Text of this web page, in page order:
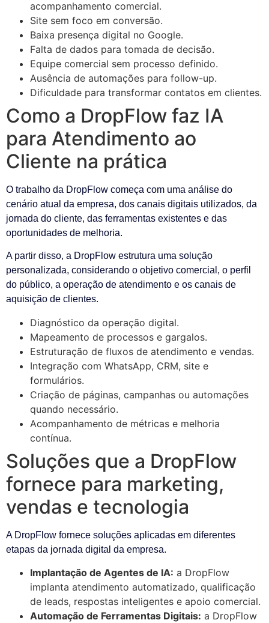
acompanhamento comercial.
Site sem foco em conversão.
Baixa presença digital no Google.
Falta de dados para tomada de decisão.
Equipe comercial sem processo definido.
Ausência de automações para follow-up.
Dificuldade para transformar contatos em clientes.
Como a DropFlow faz IA
para Atendimento ao
Cliente na prática
O trabalho da DropFlow começa com uma análise do
cenário atual da empresa, dos canais digitais utilizados, da
jornada do cliente, das ferramentas existentes e das
oportunidades de melhoria.
A partir disso, a DropFlow estrutura uma solução
personalizada, considerando o objetivo comercial, o perfil
do público, a operação de atendimento e os canais de
aquisição de clientes.
Diagnóstico da operação digital.
Mapeamento de processos e gargalos.
Estruturação de fluxos de atendimento e vendas.
Integração com WhatsApp, CRM, site e
formulários.
Criação de páginas, campanhas ou automações
quando necessário.
Acompanhamento de métricas e melhoria
contínua.
Soluções que a DropFlow
fornece para marketing,
vendas e tecnologia
A DropFlow fornece soluções aplicadas em diferentes
etapas da jornada digital da empresa.
Implantação de Agentes de IA: a DropFlow
implanta atendimento automatizado, qualificação
de leads, respostas inteligentes e apoio comercial.
Automação de Ferramentas Digitais: a DropFlow